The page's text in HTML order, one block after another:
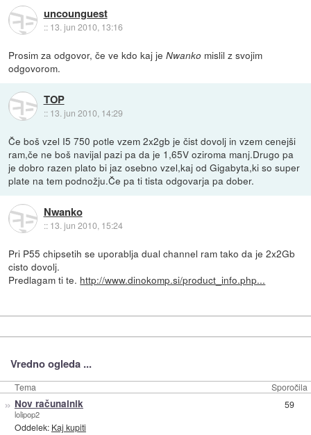
uncounguest
:: 13. jun 2010, 13:16
Prosim za odgovor, če ve kdo kaj jeNwanko mislil z svojim
odgovorom.
TOP
:: 13. jun 2010, 14:29
Če boš vzel I5 750 potle vzem 2x2gb je čist dovolj in vzem cenejši
ram,če ne boš navijal pazi pa da je 1,65V oziroma manj.Drugo pa
je dobro razen plato bi jaz osebno vzel,kaj od Gigabyta,ki so super
plate na tem podnožju.Če pa ti tista odgovarja pa dober.
Nwanko
:: 13. jun 2010, 15:24
Pri P55 chipsetih se uporablja dual channel ram tako da je 2x2Gb
cisto dovolj.
Predlagam ti te. http://www.dinokomp.si/product_info.php...
Vredno ogleda ...
Tema Sporočila
» Nov računalnik
lolipop2
Oddelek: Kaj kupiti
59